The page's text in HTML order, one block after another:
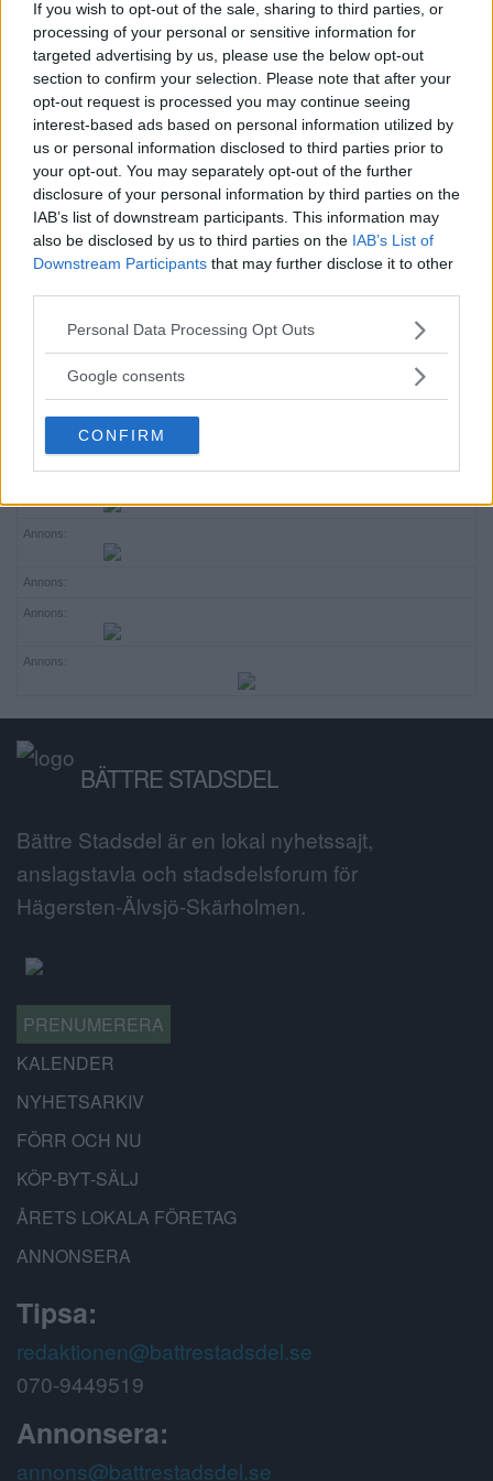
If you wish to opt-out of the sale, sharing to third parties, or
processing of your personal or sensitive information for
targeted advertising by us, please use the below opt-out
section to confirm your selection. Please note that after your
opt-out request is processed you may continue seeing
interest-based ads based on personal information utilized by
us or personal information disclosed to third parties prior to
your opt-out. You may separately opt-out of the further
disclosure of your personal information by third parties on the
IAB’s list of downstream participants. This information may
also be disclosed by us to third parties on the IAB’s List of
Downstream Participants that may further disclose it to other
Please note that this website/app uses one or more Google
not limited to your visit or usage behaviour. You may click to
use your data for below specified purposes in below Google
consent section.
Personal Data Processing Opt Outs
Google consents
CONFIRM
Elsparkcyklister till sjukhus efter olycka
posted on 09:51, 6 augusti 2026
Sommartorget i Älvsjö öppnar: Familjärt
posted on 16:23, 3 augusti 2026
Bilist körde på vuxen och barn på cykel
posted on 08:58, 4 augusti 2026
Annons:
Annons:
Annons:
Annons:
Annons:
Annons:
BÄTTRE STADSDEL
Bättre Stadsdel är en lokal nyhetssajt,
anslagstavla och stadsdelsforum för
Hägersten-Älvsjö-Skärholmen.
PRENUMERERA
KALENDER
NYHETSARKIV
FÖRR OCH NU
KÖP-BYT-SÄLJ
ÅRETS LOKALA FÖRETAG
ANNONSERA
Tipsa:
redaktionen@battrestadsdel.se
070-9449519
Annonsera:
annons@battrestadsdel.se